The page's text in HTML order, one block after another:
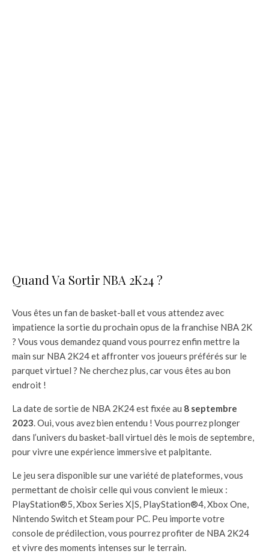
Quand Va Sortir NBA 2K24 ?
Vous êtes un fan de basket-ball et vous attendez avec
impatience la sortie du prochain opus de la franchise NBA 2K
? Vous vous demandez quand vous pourrez enfin mettre la
main sur NBA 2K24 et affronter vos joueurs préférés sur le
parquet virtuel ? Ne cherchez plus, car vous êtes au bon
endroit !
La date de sortie de NBA 2K24 est fixée au 8 septembre
2023. Oui, vous avez bien entendu ! Vous pourrez plonger
dans l’univers du basket-ball virtuel dès le mois de septembre,
pour vivre une expérience immersive et palpitante.
Le jeu sera disponible sur une variété de plateformes, vous
permettant de choisir celle qui vous convient le mieux :
PlayStation®5, Xbox Series X|S, PlayStation®4, Xbox One,
Nintendo Switch et Steam pour PC. Peu importe votre
console de prédilection, vous pourrez profiter de NBA 2K24
et vivre des moments intenses sur le terrain.